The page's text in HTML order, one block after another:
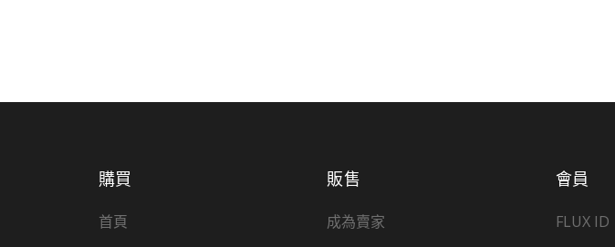
購買
首頁
販售
成為賣家
會員
FLUX ID